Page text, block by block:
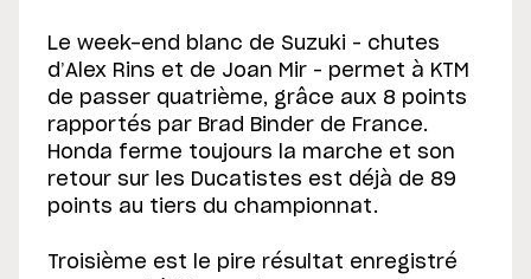
Le week-end blanc de Suzuki – chutes
d’Alex Rins et de Joan Mir – permet à KTM
de passer quatrième, grâce aux 8 points
rapportés par Brad Binder de France.
Honda ferme toujours la marche et son
retour sur les Ducatistes est déjà de 89
points au tiers du championnat.
Troisième est le pire résultat enregistré